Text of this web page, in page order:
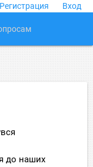
Регистрация Вход
до наших